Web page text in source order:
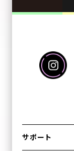
サポート